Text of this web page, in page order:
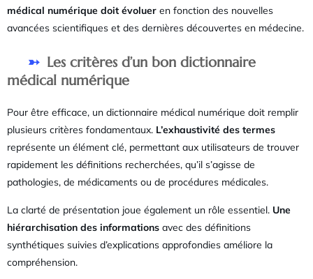
médical numérique doit évoluer en fonction des nouvelles
avancées scientifiques et des dernières découvertes en médecine.
Les critères d’un bon dictionnaire
médical numérique
Pour être efficace, un dictionnaire médical numérique doit remplir
plusieurs critères fondamentaux. L’exhaustivité des termes
représente un élément clé, permettant aux utilisateurs de trouver
rapidement les définitions recherchées, qu’il s’agisse de
pathologies, de médicaments ou de procédures médicales.
La clarté de présentation joue également un rôle essentiel. Une
hiérarchisation des informations avec des définitions
synthétiques suivies d’explications approfondies améliore la
compréhension.